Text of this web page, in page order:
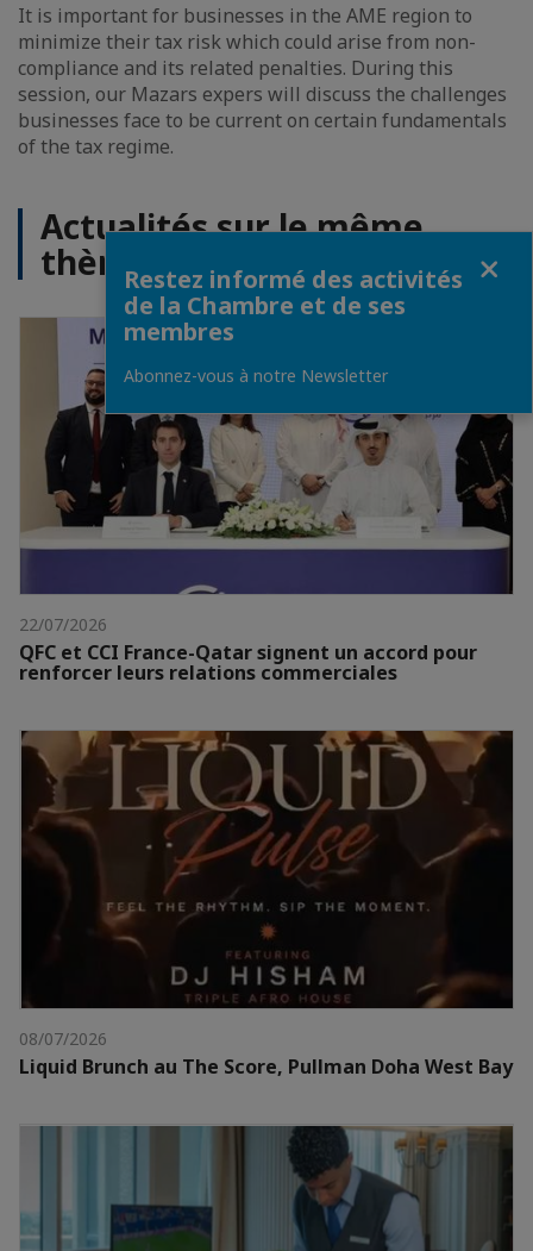
It is important for businesses in the AME region to
minimize their tax risk which could arise from non-
compliance and its related penalties. During this
session, our Mazars expers will discuss the challenges
businesses face to be current on certain fundamentals
of the tax regime.
Actualités sur le même
thème
22/07/2026
QFC et CCI France-Qatar signent un accord pour
renforcer leurs relations commerciales
08/07/2026
Liquid Brunch au The Score, Pullman Doha West Bay
Restez informé des activités
de la Chambre et de ses
membres
Abonnez-vous à notre Newsletter